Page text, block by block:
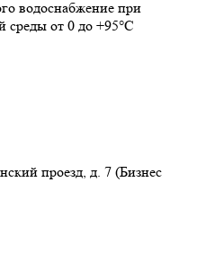
водоснабжение при
среды от 0 до +95°С
проезд, д. 7 (Бизнес